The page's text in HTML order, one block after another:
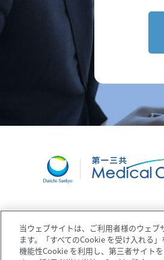
コーポレートサイト 企業情報
当ウェブサイトは、ご利用者様のウェ
ます。「すべてのCookie を受け入れる
機能性Cookie を利用し、第三者サイト